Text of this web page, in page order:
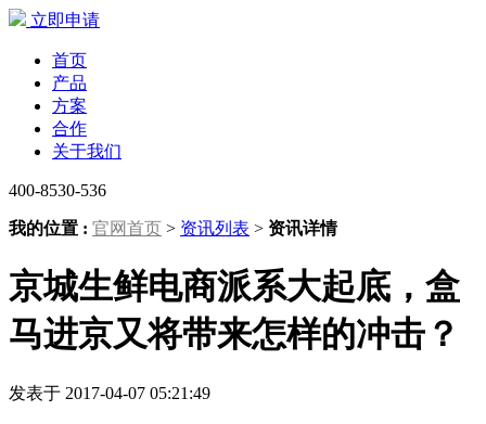
立即申请
首页
产品
方案
合作
关于我们
400-8530-536
我的位置 : 官网首页 > 资讯列表 > 资讯详情
京城生鲜电商派系大起底，盒
马进京又将带来怎样的冲击？
发表于 2017-04-07 05:21:49